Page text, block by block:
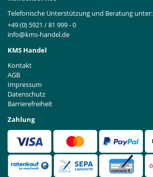
Telefonische Unterstützung und Beratung unter:
+49 (0) 5921 / 81 999 - 0
info@kms-handel.de
KMS Handel
Kontakt
AGB
Impressum
Datenschutz
Barrierefreiheit
Zahlung